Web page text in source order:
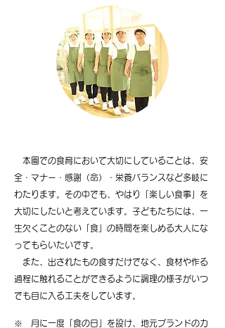
本園での食育において大切にしていることは、安
全・マナー・感謝（命）・栄養バランスなど多岐に
わたります。その中でも、やはり「楽しい食事」を
大切にしたいと考えています。子どもたちには、一
生欠くことのない「食」の時間を楽しめる大人にな
ってもらいたいです。
また、出されたもの食すだけでなく、食材や作る
過程に触れることができるように調理の様子がいつ
でも目に入る工夫をしています。
※ 月に一度「食の日」を設け、地元ブランドのカ